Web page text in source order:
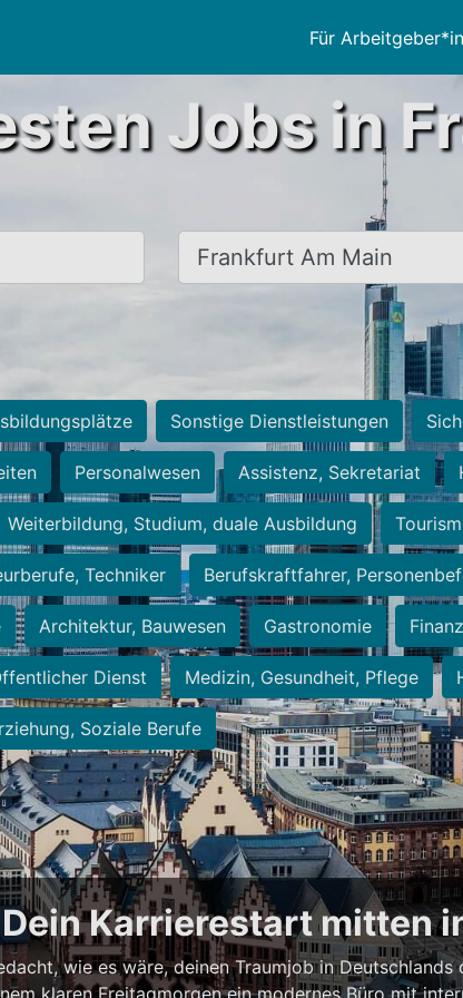
Für
Jobs in
Ort, Stadt
Sonstige Dienstleistungen
Personalwesen Assistenz, Sekretariat
Weiterbildung, Studium, duale Ausbildung
Techniker Berufskraftfahrer,
Architektur, Bauwesen Gastronomie
Dienst Medizin, Gesundheit, Pflege
Soziale Berufe
Karrierestart mitten
wie es wäre, deinen Traumjob in